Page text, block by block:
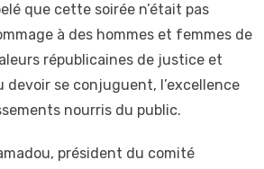
que cette soirée n’était pas
à des hommes et femmes de
républicaines de justice et
devoir se conjuguent, l’excellence
nourris du public.
président du comité